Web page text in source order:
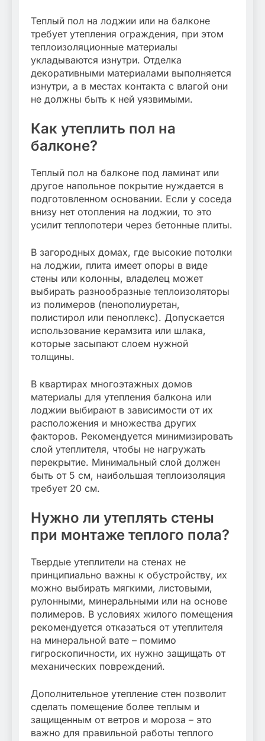
Теплый пол на лоджии или на балконе
требует утепления ограждения, при этом
теплоизоляционные материалы
укладываются изнутри. Отделка
декоративными материалами выполняется
изнутри, а в местах контакта с влагой они
не должны быть к ней уязвимыми.
Как утеплить пол на
балконе?
Теплый пол на балконе под ламинат или
другое напольное покрытие нуждается в
подготовленном основании. Если у соседа
внизу нет отопления на лоджии, то это
усилит теплопотери через бетонные плиты.
В загородных домах, где высокие потолки
на лоджии, плита имеет опоры в виде
стены или колонны, владелец может
выбирать разнообразные теплоизоляторы
из полимеров (пенополиуретан,
полистирол или пеноплекс). Допускается
использование керамзита или шлака,
которые засыпают слоем нужной
толщины.
В квартирах многоэтажных домов
материалы для утепления балкона или
лоджии выбирают в зависимости от их
расположения и множества других
факторов. Рекомендуется минимизировать
слой утеплителя, чтобы не нагружать
перекрытие. Минимальный слой должен
быть от 5 см, наибольшая теплоизоляция
требует 20 см.
Нужно ли утеплять стены
при монтаже теплого пола?
Твердые утеплители на стенах не
принципиально важны к обустройству, их
можно выбирать мягкими, листовыми,
рулонными, минеральными или на основе
полимеров. В условиях жилого помещения
рекомендуется отказаться от утеплителя
на минеральной вате – помимо
гигроскопичности, их нужно защищать от
механических повреждений.
Дополнительное утепление стен позволит
сделать помещение более теплым и
защищенным от ветров и мороза – это
важно для правильной работы теплого